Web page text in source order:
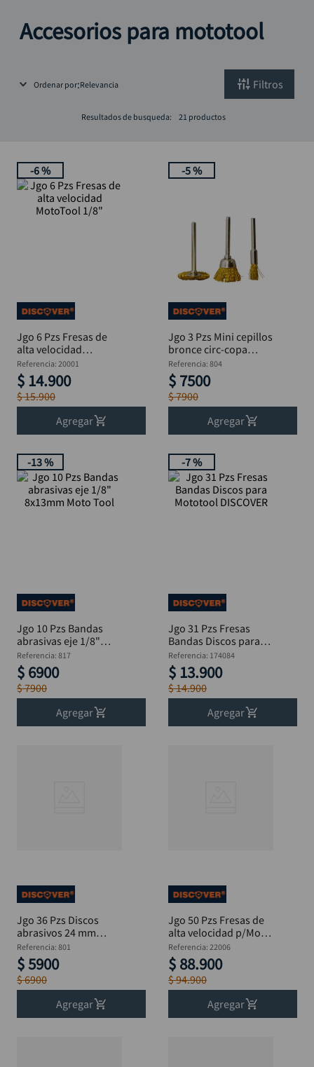
Accesorios para mototool
Ordenar por Relevancia Filtros
Resultados de busqueda: 21 productos
-6 %
Jgo 6 Pzs Fresas de
alta velocidad
MotoTool 1/8"
Referencia: 20001
$ 14.900
$15.900
Agregar
-5 %
Jgo 3 Pzs Mini cepillos
bronce circ-copa
Mototool
Referencia: 804
$ 7500
$7900
Agregar
-13 %
Jgo 10 Pzs Bandas
abrasivas eje 1/8"
8x13mm Moto Tool
Referencia: 817
$ 6900
$7900
Agregar
-7 %
Jgo 31 Pzs Fresas
Bandas Discos para
Mototool DISCOVER
Referencia: 174084
$ 13.900
$14.900
Agregar
Jgo 36 Pzs Discos
abrasivos 24 mm
(15/16") Moto Tool
Referencia: 801
$5900
$6900
Agregar
Jgo 50 Pzs Fresas de
alta velocidad p/Moto
Tool
Referencia: 22006
$ 88.900
$94.900
Agregar